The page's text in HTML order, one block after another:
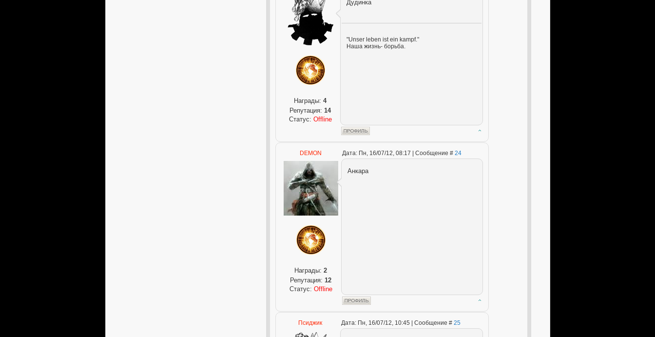
Награды: 4
Репутация: 14
Статус: Offline
Дудинка
"Unser leben ist ein kampf."
Наша жизнь- борьба.
DEMON Дата: Пн, 16/07/12, 08:17 | Сообщение # 24
Награды: 2
Репутация: 12
Статус: Offline
Анкара
Псиджик Дата: Пн, 16/07/12, 10:45 | Сообщение # 25